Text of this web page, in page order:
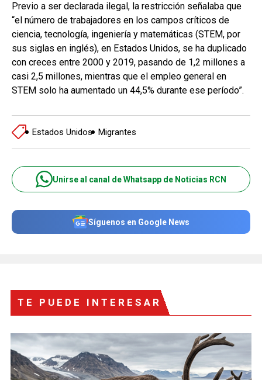
Previo a ser declarada ilegal, la restricción señalaba que
“el número de trabajadores en los campos críticos de
ciencia, tecnología, ingeniería y matemáticas (STEM, por
sus siglas en inglés), en Estados Unidos, se ha duplicado
con creces entre 2000 y 2019, pasando de 1,2 millones a
casi 2,5 millones, mientras que el empleo general en
STEM solo ha aumentado un 44,5% durante ese período”.
Estados Unidos Migrantes
Unirse al canal de Whatsapp de Noticias RCN
Síguenos en Google News
TE PUEDE INTERESAR